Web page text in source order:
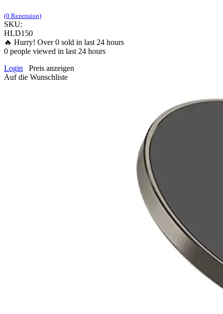
(0 Rezension)
SKU:
HLD150
🔥 Hurry! Over0 sold in last 24 hours
0 people viewed in last 24 hours
Login
Preis anzeigen
Auf die Wunschliste